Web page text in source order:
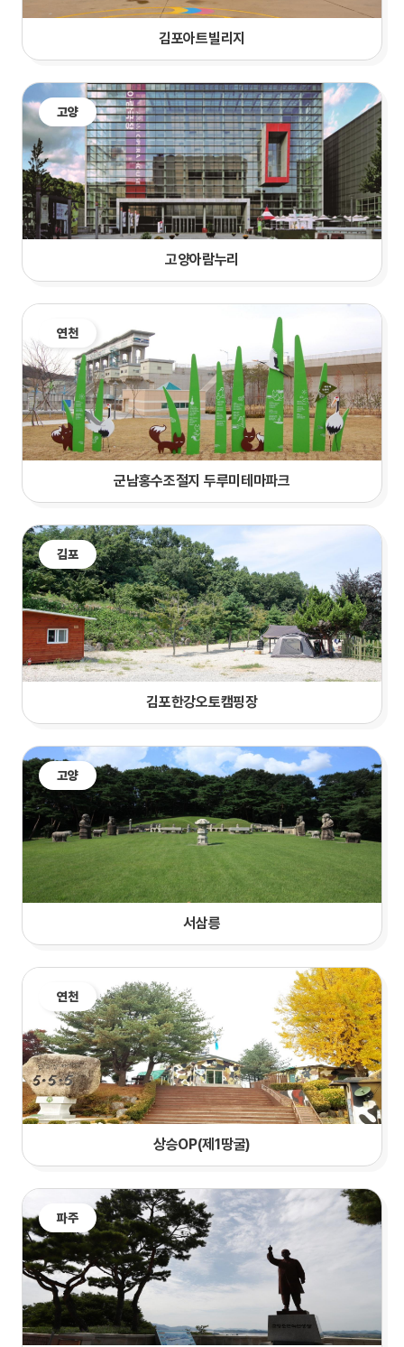
김포아트빌리지
고양
고양아람누리
연천
군남홍수조절지 두루미테마파크
김포
김포한강오토캠핑장
고양
서삼릉
연천
상승OP(제1땅굴)
파주